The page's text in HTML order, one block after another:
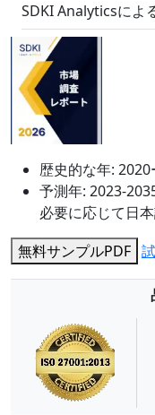
SDKI Analyticsによ
歴史的な年: 2020
予測年: 2023-
必要に応じて日
無料サンプルPDF